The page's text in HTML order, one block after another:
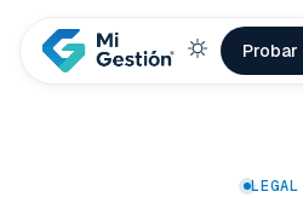
Probar
LEGAL